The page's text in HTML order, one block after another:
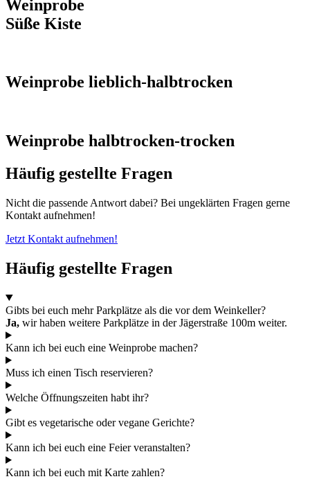
Weinprobe
Süße Kiste
Weinprobe lieblich-halbtrocken
Weinprobe halbtrocken-trocken
Häufig gestellte Fragen
Nicht die passende Antwort dabei? Bei ungeklärten Fragen gerne
Kontakt aufnehmen!
Jetzt Kontakt aufnehmen!
Häufig gestellte Fragen
Gibts bei euch mehr Parkplätze als die vor dem Weinkeller?
Ja, wir haben weitere Parkplätze in der Jägerstraße 100m weiter.
Kann ich bei euch eine Weinprobe machen?
Muss ich einen Tisch reservieren?
Welche Öffnungszeiten habt ihr?
Gibt es vegetarische oder vegane Gerichte?
Kann ich bei euch eine Feier veranstalten?
Kann ich bei euch mit Karte zahlen?